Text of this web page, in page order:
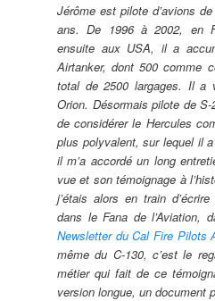
Jérôme est pilote d’avions
ans. De 1996 à 2002, en
ensuite aux USA, il a
Airtanker, dont 500 comme
total de 2500 largages. Il a
Orion. Désormais pilote de
de considérer le Hercules
plus polyvalent, sur lequel il
il m’a accordé un long
vue et son témoignage à
j’étais alors en train
dans le Fana de l’Aviation,
Newsletter du Cal Fire Pilots
même du C-130, c’est le
métier qui fait de ce
version longue, un document